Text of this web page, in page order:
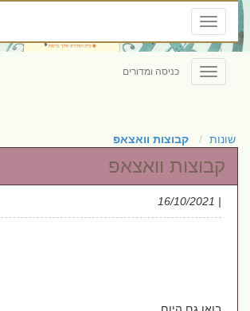
Toggle
navigation
Toggle
navigation
כניסה ומדורים
שונות קבוצות וואצאפ
קבוצות וואצאפ